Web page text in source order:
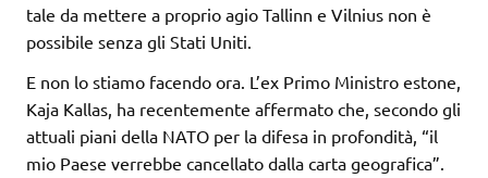
tale da mettere a proprio agio Tallinn e Vilnius non è
possibile senza gli Stati Uniti.
E non lo stiamo facendo ora. L’ex Primo Ministro estone,
Kaja Kallas, ha recentemente affermato che, secondo gli
attuali piani della NATO per la difesa in profondità, “il
mio Paese verrebbe cancellato dalla carta geografica”.